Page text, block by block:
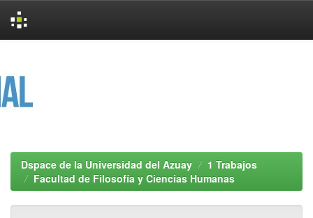
Dspace de la Universidad del Azuay
1 Trabajos
Facultad de Filosofía y Ciencias Humanas